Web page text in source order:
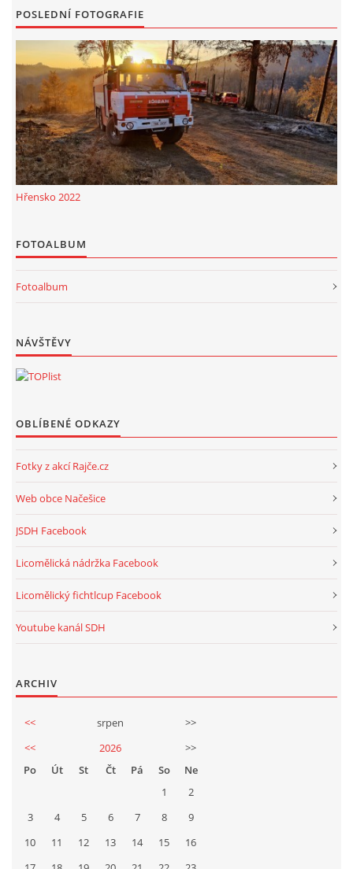
POSLEDNÍ FOTOGRAFIE
Hřensko 2022
FOTOALBUM
Fotoalbum
NÁVŠTĚVY
OBLÍBENÉ ODKAZY
Fotky z akcí Rajče.cz
Web obce Načešice
JSDH Facebook
Licomělická nádržka Facebook
Licomělický fichtlcup Facebook
Youtube kanál SDH
ARCHIV
<< srpen
>>
<<
2026
>>
Po
Út St Čt Pá So
Ne
1
2
3
4 5 6 7 8
9
10
11 12 13 14 15
16